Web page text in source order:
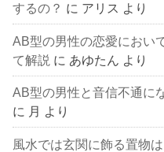
するの？ に アリス より
AB型の男性の恋愛におい
て解説 に あゆたん より
AB型の男性と音信不通に
に 月 より
風水では玄関に飾る置物